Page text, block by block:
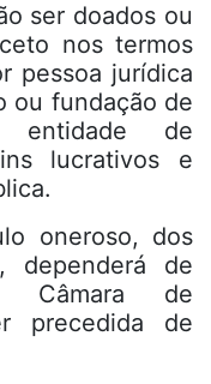
ser doados ou
nos termos
pessoa jurídica
ou fundação de
entidade de
lucrativos e
oneroso, dos
dependerá de
Câmara de
precedida de